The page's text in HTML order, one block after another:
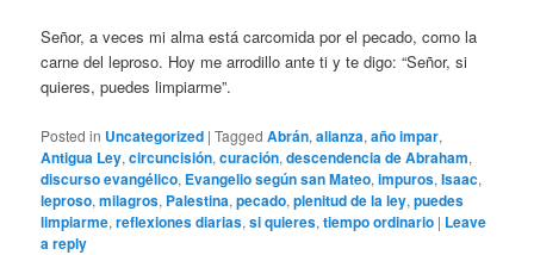
Señor, a veces mi alma está carcomida por el pecado, como la
carne del leproso. Hoy me arrodillo ante ti y te digo: “Señor, si
quieres, puedes limpiarme”.
Posted in Uncategorized |Tagged Abrán,alianza,año impar,
Antigua Ley,circuncisión,curación,descendencia de Abraham,
discurso evangélico, Evangelio según san Mateo,impuros,Isaac,
leproso,milagros, Palestina,pecado,plenitud de la ley,puedes
limpiarme,reflexiones diarias,si quieres,tiempo ordinario | Leave
a reply